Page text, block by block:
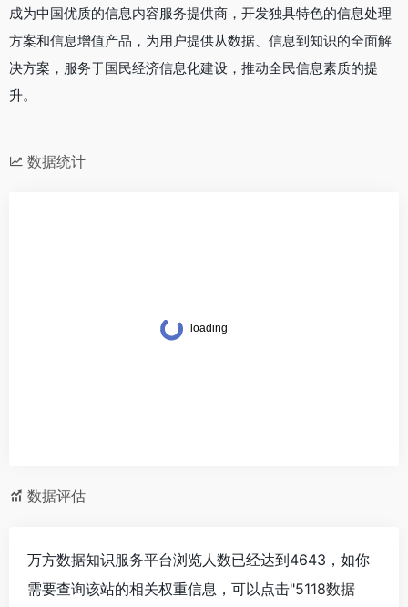
成为中国优质的信息内容服务提供商，开发独具特色的信息处理
方案和信息增值产品，为用户提供从数据、信息到知识的全面解
决方案，服务于国民经济信息化建设，推动全民信息素质的提
升。
数据统计
数据评估
万方数据知识服务平台浏览人数已经达到4643，如你
需要查询该站的相关权重信息，可以点击"5118数据